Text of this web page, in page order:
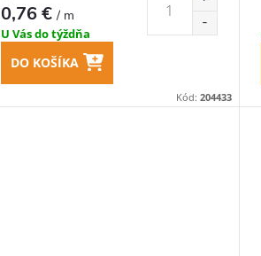
0,76 €/ m
U Vás do týždňa
DO KOŠÍKA
Kód: 204433